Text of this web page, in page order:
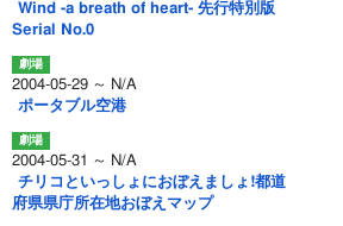
Wind -a breath of heart- 先行特別版
Serial No.0
2004-05-29 ～ N/A
ポータブル空港
2004-05-31 ～ N/A
チリコといっしょにおぼえましょ!都道
府県県庁所在地おぼえマップ